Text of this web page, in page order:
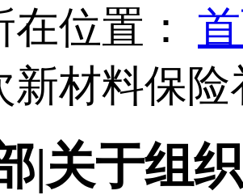
在位置：
新材料保
|关于组